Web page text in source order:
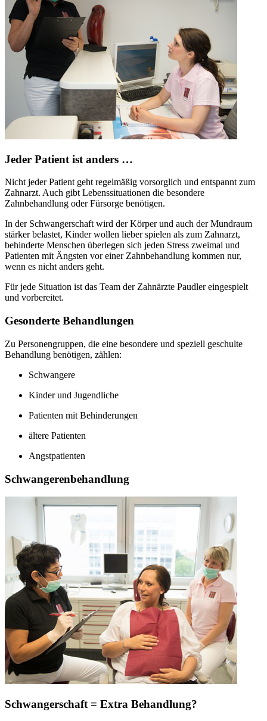
Jeder Patient ist anders …
Nicht jeder Patient geht regelmäßig vorsorglich und entspannt zum
Zahnarzt. Auch gibt Lebenssituationen die besondere
Zahnbehandlung oder Fürsorge benötigen.
In der Schwangerschaft wird der Körper und auch der Mundraum
stärker belastet, Kinder wollen lieber spielen als zum Zahnarzt,
behinderte Menschen überlegen sich jeden Stress zweimal und
Patienten mit Ängsten vor einer Zahnbehandlung kommen nur,
wenn es nicht anders geht.
Für jede Situation ist das Team der Zahnärzte Paudler eingespielt
und vorbereitet.
Gesonderte Behandlungen
Zu Personengruppen, die eine besondere und speziell geschulte
Behandlung benötigen, zählen:
Schwangere
Kinder und Jugendliche
Patienten mit Behinderungen
ältere Patienten
Angstpatienten
Schwangerenbehandlung
Schwangerschaft = Extra Behandlung?